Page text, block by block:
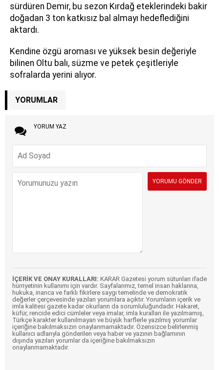
sürdüren Demir, bu sezon Kırdağ eteklerindeki bakir
doğadan 3 ton katkısız bal almayı hedeflediğini
aktardı.
Kendine özgü aroması ve yüksek besin değeriyle
bilinen Oltu balı, süzme ve petek çeşitleriyle
sofralarda yerini alıyor.
YORUMLAR
YORUM YAZ
İÇERİK VE ONAY KURALLARI: KARAR Gazetesi yorum sütunları ifade
hürriyetinin kullanımı için vardır. Sayfalarımız, temel insan haklarına,
hukuka, inanca ve farklı fikirlere saygı temelinde ve demokratik
değerler çerçevesinde yazılan yorumlara açıktır. Yorumların içerik ve
imla kalitesi gazete kadar okurların da sorumluluğundadır. Hakaret,
küfür, rencide edici cümleler veya imalar, imla kuralları ile yazılmamış,
Türkçe karakter kullanılmayan ve büyük harflerle yazılmış yorumlar
içeriğine bakılmaksızın onaylanmamaktadır. Özensizce belirlenmiş
kullanıcı adlarıyla gönderilen veya haber ve yazının bağlamının
dışında yazılan yorumlar da içeriğine bakılmaksızın
onaylanmamaktadır.